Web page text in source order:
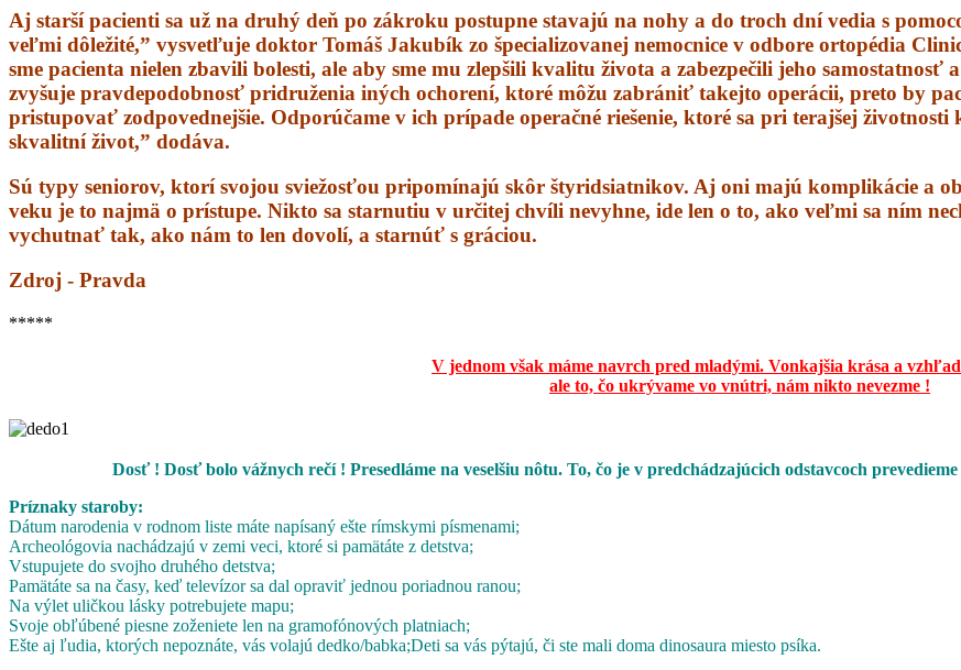
Aj starší pacienti sa už na druhý deň po zákroku postupne stavajú na nohy a do troch dní vedia s
veľmi dôležité,” vysvetľuje doktor Tomáš Jakubík zo špecializovanej nemocnice v odbore ortopédia
sme pacienta nielen zbavili bolesti, ale aby sme mu zlepšili kvalitu života a zabezpečili jeho
zvyšuje pravdepodobnosť pridruženia iných ochorení, ktoré môžu zabrániť takejto operácii, preto by
pristupovať zodpovednejšie. Odporúčame v ich prípade operačné riešenie, ktoré sa pri terajšej
skvalitní život,” dodáva.
Sú typy seniorov, ktorí svojou sviežosťou pripomínajú skôr štyridsiatnikov. Aj oni majú komplikácie a
veku je to najmä o prístupe. Nikto sa starnutiu v určitej chvíli nevyhne, ide len o to, ako veľmi sa ním
vychutnať tak, ako nám to len dovolí, a starnúť s gráciou.
Zdroj - Pravda
*****
V jednom však máme navrch pred mladými. Vonkajšia krása a
ale to, čo ukrývame vo vnútri, nám nikto nevezme !
Dosť ! Dosť bolo vážnych rečí ! Presedláme na veselšiu nôtu. To, čo je v predchádzajúcich odstavcoch
Príznaky staroby:
Dátum narodenia v rodnom liste máte napísaný ešte rímskymi písmenami;
Archeológovia nachádzajú v zemi veci, ktoré si pamätáte z detstva;
Vstupujete do svojho druhého detstva;
Pamätáte sa na časy, keď televízor sa dal opraviť jednou poriadnou ranou;
Na výlet uličkou lásky potrebujete mapu;
Svoje obľúbené piesne zoženiete len na gramofónových platniach;
Ešte aj ľudia, ktorých nepoznáte, vás volajú dedko/babka;Deti sa vás pýtajú, či ste mali doma dinosaura miesto psíka.